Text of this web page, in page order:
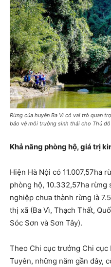
Rừng của huyện Ba Vì có vai trò quan
bảo vệ môi trường sinh thái cho Thủ
Khả năng phòng hộ, giá trị
Hiện Hà Nội có 11.007,57ha
phòng hộ, 10.332,57ha rừng
nghiệp chưa thành rừng là
thị xã (Ba Vì, Thạch Thất,
Sóc Sơn và Sơn Tây).
Theo Chi cục trưởng Chi cục
Tuyên, những năm gần đây,